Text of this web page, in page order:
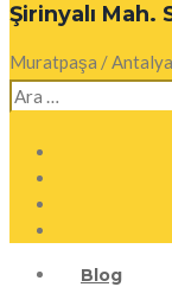
Şirinyalı Mah.
Muratpaşa /
Arama:
Blog